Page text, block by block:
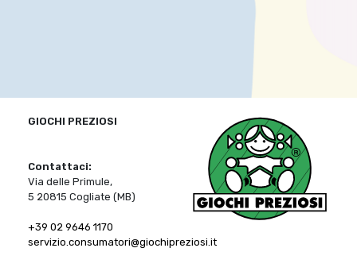
GIOCHI PREZIOSI
Contattaci:
Via delle Primule,
5 20815 Cogliate (MB)
+39 02 9646 1170
servizio.consumatori@giochipreziosi.it